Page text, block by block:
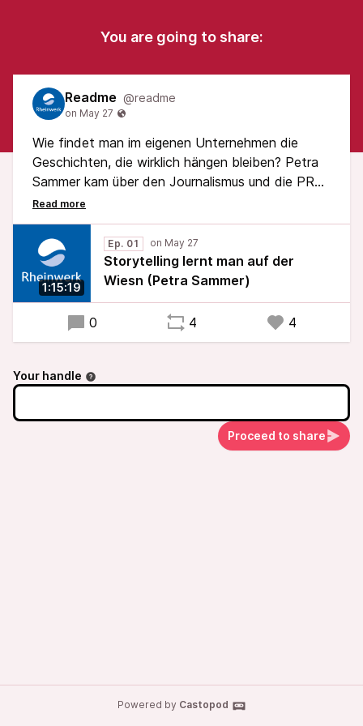
You are going to share:
Readme @readme
Wie findet man im eigenen Unternehmen die
Geschichten, die wirklich hängen bleiben? Petra
Sammer kam über den Journalismus und die PR
zum Storytelling, berät heute mit ihrer Agentur
Marken und Unternehmen und hat mit
»Storytelling« eines der ersten
deutschsprachigen Fachbücher zum Thema
geschrieben. Du erfährst, was ihr bayerischer
Opa ihr übers Erzählen beigebracht hat, warum
gute Storys vom Konflikt leben statt vom Happy
1:15:19
Ep. 01
Storytelling lernt man auf der
Wiesn (Petra Sammer)
0 4 4
Your handle
Proceed to share
Powered by Castopod